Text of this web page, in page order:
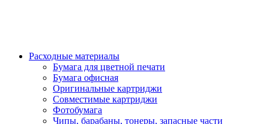
Расходные материалы
Бумага для цветной печати
Бумага офисная
Оригинальные картриджи
Совместимые картриджи
Фотобумага
Чипы, барабаны, тонеры, запасные части